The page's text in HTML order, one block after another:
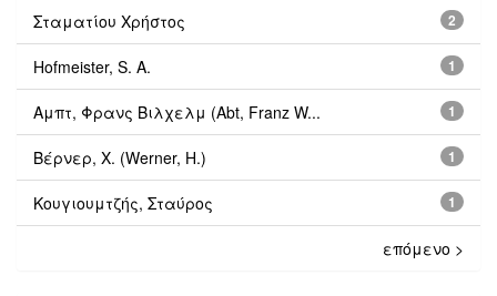
2
Σταματίου Χρήστος
1
Hofmeister, S. A.
1
Αμπτ, Φρανς Βιλχελμ (Abt, Franz W...
1
Βέρνερ, Χ. (Werner, H.)
1
Κουγιουμτζής, Σταύρος
επόμενο >